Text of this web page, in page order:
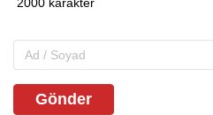
Gönder